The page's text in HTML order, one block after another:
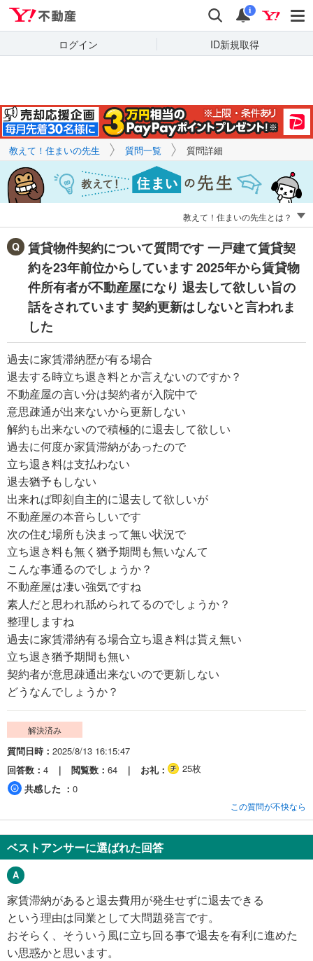
検索 通知
i
ログイン ID新規取得
キーワードで
質問を探す
教えて！住まいの先生 質問一覧 質問詳細
教えて！住まいの先生とは？
賃貸物件契約について質問です 一戸建て賃貸契
約を23年前位からしています 2025年から賃貸物
件所有者が不動産屋になり 退去して欲しい旨の
話をされています 契約更新はしないと言われま
した
過去に家賃滞納歴が有る場合
退去する時立ち退き料とか言えないのですか？
不動産屋の言い分は契約者が入院中で
意思疎通が出来ないから更新しない
解約も出来ないので積極的に退去して欲しい
過去に何度か家賃滞納があったので
立ち退き料は支払わない
退去猶予もしない
出来れば即刻自主的に退去して欲しいが
不動産屋の本音らしいです
次の住む場所も決まって無い状況で
立ち退き料も無く猶予期間も無いなんて
こんな事通るのでしょうか？
不動産屋は凄い強気ですね
素人だと思われ舐められてるのでしょうか？
整理しますね
過去に家賃滞納有る場合立ち退き料は貰え無い
立ち退き猶予期間も無い
契約者が意思疎通出来ないので更新しない
どうなんでしょうか？
解決済み
質問日時
2025/8/13 16:15:47
回答数
4 閲覧数 64 お礼
25枚
共感した
0
この質問が不快なら
ベストアンサーに選ばれた回答
家賃滞納があると退去費用が発生せずに退去できる
という理由は同業として大問題発言です。
おそらく、そういう風に立ち回る事で退去を有利に進めた
い思惑かと思います。